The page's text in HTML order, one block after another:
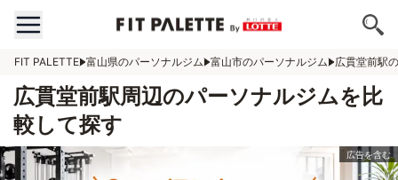
FIT PALETTE 富山県のパーソナルジム 富山市のパーソナルジム 広貫堂前駅
広貫堂前駅周辺のパーソナルジムを比
較して探す